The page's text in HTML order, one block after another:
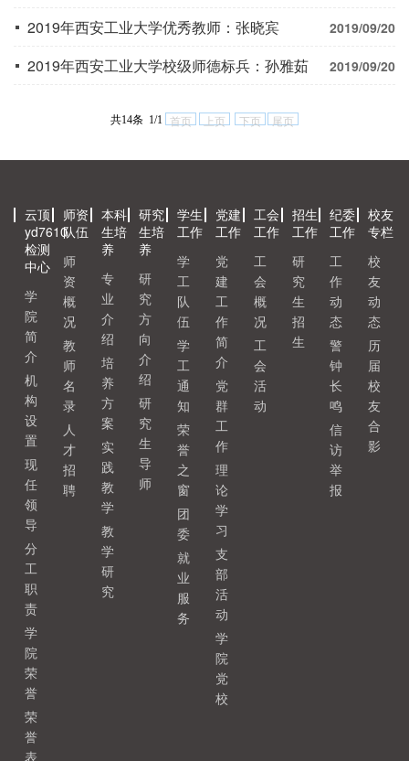
2019/09/20
2019年西安工业大学优秀教师：张晓宾
2019/09/20
2019年西安工业大学校级师德标兵：孙雅茹
共14条 1/1 首页 上页 下页 尾页
云顶
yd7610
检测
中心
学
院
简
介
机
构
设
置
现
任
领
导
分
工
职
责
学
院
荣
誉
荣
誉
表
师资
队伍
师
资
概
况
教
师
名
录
人
才
招
聘
本科
生培
养
专
业
介
绍
培
养
方
案
实
践
教
学
教
学
研
究
研究
生培
养
研
究
方
向
介
绍
研
究
生
导
师
学生
工作
学
工
队
伍
学
工
通
知
荣
誉
之
窗
团
委
就
业
服
务
党建
工作
党
建
工
作
简
介
党
群
工
作
理
论
学
习
支
部
活
动
学
院
党
校
工会
工作
工
会
概
况
工
会
活
动
招生
工作
研
究
生
招
生
纪委
工作
工
作
动
态
警
钟
长
鸣
信
访
举
报
校友
专栏
校
友
动
态
历
届
校
友
合
影